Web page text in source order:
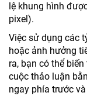
lệ khung hình
pixel).
Việc sử dụng các
hoặc ảnh hưởng
ra, bạn có thể
cuộc thảo luận
ngay phía trước